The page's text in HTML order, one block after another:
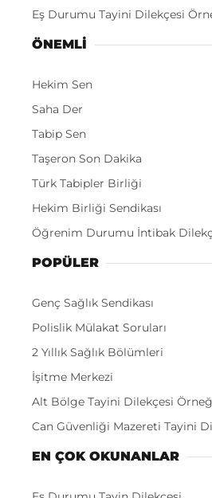
Eş Durumu Tayini Dilekçesi
ÖNEMLI
Hekim Sen
Saha Der
Tabip Sen
Taşeron Son Dakika
Türk Tabipler Birliği
Hekim Birliği Sendikası
Öğrenim Durumu İntibak
POPÜLER
Genç Sağlık Sendikası
Polislik Mülakat Soruları
2 Yıllık Sağlık Bölümleri
İşitme Merkezi
Alt Bölge Tayini Dilekçesi
Can Güvenliği Mazereti Tayini
EN ÇOK OKUNANLAR